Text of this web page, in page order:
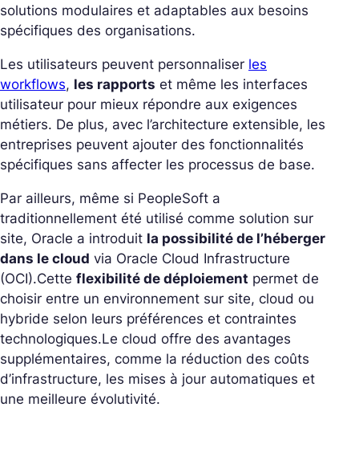
solutions modulaires et adaptables aux besoins
spécifiques des organisations.
Les utilisateurs peuvent personnaliser les
workflows, les rapports et même les interfaces
utilisateur pour mieux répondre aux exigences
métiers. De plus, avec l’architecture extensible, les
entreprises peuvent ajouter des fonctionnalités
spécifiques sans affecter les processus de base.
Par ailleurs, même si PeopleSoft a
traditionnellement été utilisé comme solution sur
site, Oracle a introduit la possibilité de l’héberger
dans le cloud via Oracle Cloud Infrastructure
(OCI).Cette flexibilité de déploiement permet de
choisir entre un environnement sur site, cloud ou
hybride selon leurs préférences et contraintes
technologiques.Le cloud offre des avantages
supplémentaires, comme la réduction des coûts
d’infrastructure, les mises à jour automatiques et
une meilleure évolutivité.